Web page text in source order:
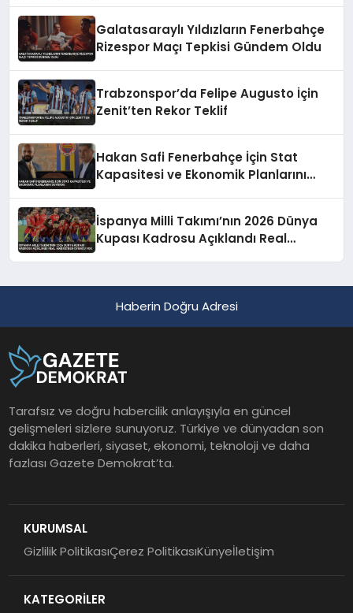
Galatasaraylı Yıldızların Fenerbahçe
Rizespor Maçı Tepkisi Gündem Oldu
Trabzonspor’da Felipe Augusto İçin
Zenit’ten Rekor Teklif
Hakan Safi Fenerbahçe İçin Stat
Kapasitesi ve Ekonomik Planlarını
İspanya Milli Takımı’nın 2026 Dünya
Kupası Kadrosu Açıklandı Real
Haberin Doğru Adresi
Tarafsız ve doğru habercilik anlayışıyla en güncel
gelişmeleri sizlere sunuyoruz. Türkiye ve dünyadan son
dakika haberleri, siyaset, ekonomi, teknoloji ve daha
fazlası Gazete Demokrat’ta.
KURUMSAL
Gizlilik PolitikasıÇerez PolitikasıKünyeİletişim
KATEGORİLER